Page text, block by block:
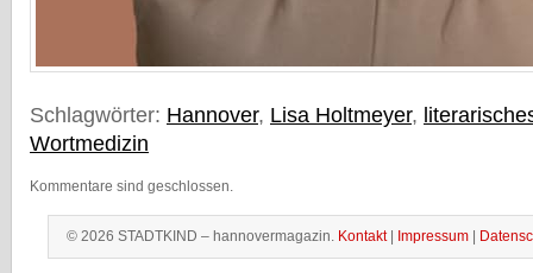
Schlagwörter: Hannover, Lisa Holtmeyer,
Wortmedizin
Kommentare sind geschlossen.
© 2026 STADTKIND – hannovermagazin. Kontakt| Impressum